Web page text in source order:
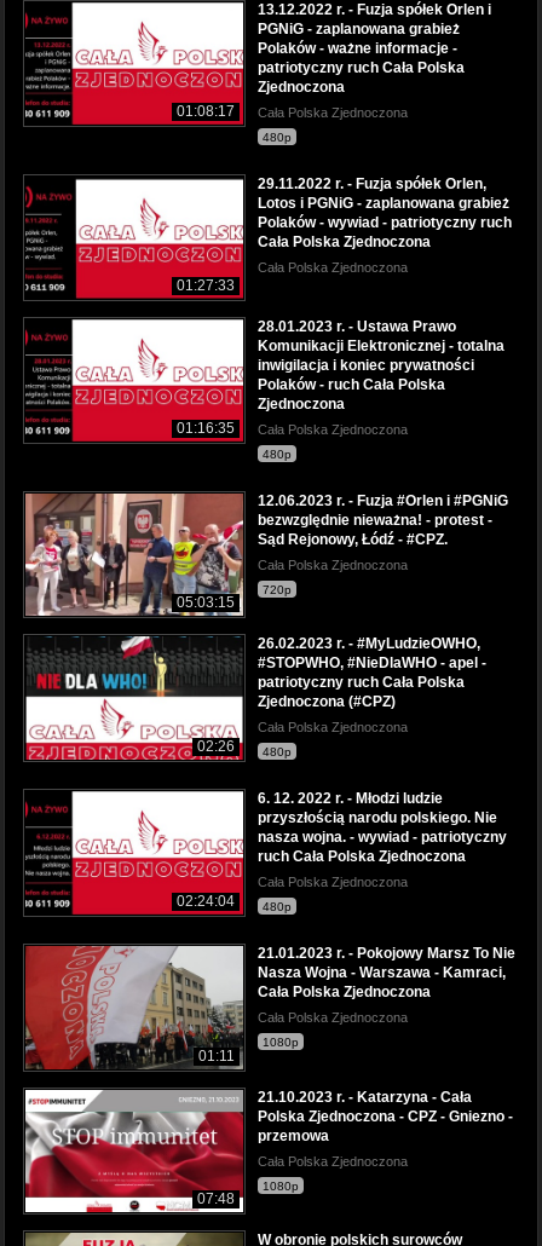
01:08:17
13.12.2022 r. - Fuzja spółek Orlen i
PGNiG - zaplanowana grabież
Polaków - ważne informacje -
patriotyczny ruch Cała Polska
Zjednoczona
Cała Polska Zjednoczona
480p
01:27:33
29.11.2022 r. - Fuzja spółek Orlen,
Lotos i PGNiG - zaplanowana grabież
Polaków - wywiad - patriotyczny ruch
Cała Polska Zjednoczona
Cała Polska Zjednoczona
01:16:35
28.01.2023 r. - Ustawa Prawo
Komunikacji Elektronicznej - totalna
inwigilacja i koniec prywatności
Polaków - ruch Cała Polska
Zjednoczona
Cała Polska Zjednoczona
480p
05:03:15
12.06.2023 r. - Fuzja #Orlen i #PGNiG
bezwzględnie nieważna! - protest -
Sąd Rejonowy, Łódź - #CPZ.
Cała Polska Zjednoczona
720p
02:26
26.02.2023 r. - #MyLudzieOWHO,
#STOPWHO, #NieDlaWHO - apel -
patriotyczny ruch Cała Polska
Zjednoczona (#CPZ)
Cała Polska Zjednoczona
480p
02:24:04
6. 12. 2022 r. - Młodzi ludzie
przyszłością narodu polskiego. Nie
nasza wojna. - wywiad - patriotyczny
ruch Cała Polska Zjednoczona
Cała Polska Zjednoczona
480p
01:11
21.01.2023 r. - Pokojowy Marsz To Nie
Nasza Wojna - Warszawa - Kamraci,
Cała Polska Zjednoczona
Cała Polska Zjednoczona
1080p
07:48
21.10.2023 r. - Katarzyna - Cała
Polska Zjednoczona - CPZ - Gniezno -
przemowa
Cała Polska Zjednoczona
1080p
W obronie polskich surowców